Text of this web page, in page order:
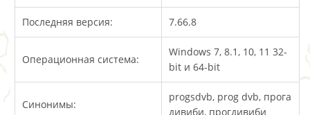
Последняя версия: 7.66.8
Операционная система:
Windows 7, 8.1, 10, 11 32-
bit и 64-bit
Синонимы:
progsdvb, prog dvb, прога
дивиби, прогдивиби